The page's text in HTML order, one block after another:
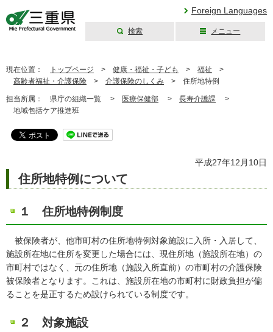
Foreign Languages
検索 メニュー
現在位置： トップページ > 健康・福祉・子ども > 福祉 >
高齢者福祉・介護保険 > 介護保険のしくみ > 住所地特例
担当所属： 県庁の組織一覧 > 医療保健部 > 長寿介護課 >
地域包括ケア推進班
平成27年12月10日
住所地特例について
１ 住所地特例制度
被保険者が、他市町村の住所地特例対象施設に入所・入居して、
施設所在地に住所を変更した場合には、現住所地（施設所在地）の
市町村ではなく、元の住所地（施設入所直前）の市町村の介護保険
被保険者となります。これは、施設所在地の市町村に財政負担が偏
ることを是正するため設けられている制度です。
２ 対象施設